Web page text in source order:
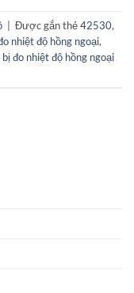
Được gắn thẻ42530,
nhiệt độ hồng ngoại,
đo nhiệt độ hồng ngoại